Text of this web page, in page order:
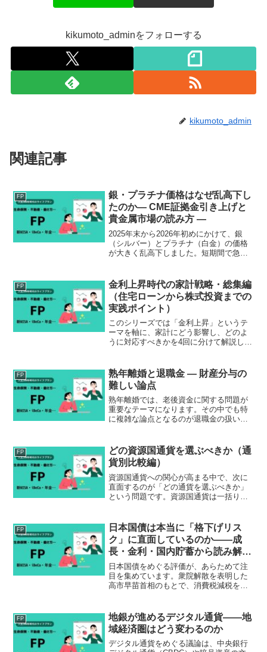
kikumoto_adminをフォローする
kikumoto_admin
関連記事
FP
銀・プラチナ価格はなぜ乱高下し
たのか― CME証拠金引き上げと
貴金属市場の読み方 ―
2025年末から2026年初めにかけて、銀
（シルバー）とプラチナ（白金）の価格
が大きく乱高下しました。短期間で急騰
き彫りにしています。本稿では、値動き
の背景にある先物市...
FP
金利上昇時代の家計戦略・総集編
（住宅ローンから株式投資までの
実践ポイント）
このシリーズでは「金利上昇」というテ
ーマを軸に、家計にどう影響し、どのよ
うに対応すべきかを4回に分けて解説して
とインフレ対策本記事では、それらを総
合的にまとめ、...
FP
熟年離婚と退職金 ― 財産分与の
難しい論点
熟年離婚では、老後資金に関する問題が
重要なテーマになります。その中でも特
に複雑な論点となるのが退職金の扱いで
生活を支える重要な資金です。しかし、
離婚時には「夫婦が婚姻中...
FP
どの資源国通貨を選ぶべきか（通
貨別比較編）
資源国通貨への関心が高まる中で、次に
直面するのが「どの通貨を選ぶべきか」
という問題です。資源国通貨は一括りに
特に現在は「中国経済圏」と「米国経済
圏」という分断が通貨の方...
FP
日本国債は本当に「格下げリス
ク」に直面しているのか――成
長・金利・国内貯蓄から読み解く
格付け会社の視点
日本国債をめぐる評価が、あらためて注
目を集めています。衆院解散を表明した
高市早苗首相のもとで、消費税減税を含
うした環境のなか、日本経済新聞は米国
の主要格付け会社に、日...
FP
地銀が進めるデジタル通貨――地
域経済圏はどう変わるのか
デジタル通貨をめぐる議論は、中央銀行